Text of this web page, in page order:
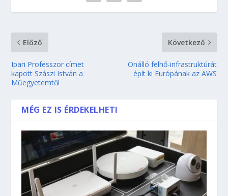
Előző
Ipari Professzor címet
kapott Szászi István a
Műegyetemtől
Következő
Önálló felhő-infrastruktúrát
épít ki Európának az AWS
MÉG EZ IS ÉRDEKELHETI